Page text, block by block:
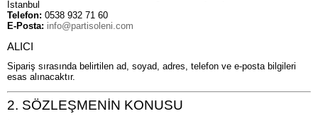
İstanbul
Telefon: 0538 932 71 60
E-Posta: info@partisoleni.com
ALICI
Sipariş sırasında belirtilen ad, soyad, adres, telefon ve e-posta bilgileri
esas alınacaktır.
2. SÖZLEŞMENİN KONUSU